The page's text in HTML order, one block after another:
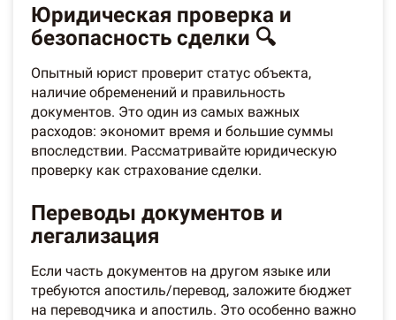
Юридическая проверка и
безопасность сделки 🔍
Опытный юрист проверит статус объекта,
наличие обременений и правильность
документов. Это один из самых важных
расходов: экономит время и большие суммы
впоследствии. Рассматривайте юридическую
проверку как страхование сделки.
Переводы документов и
легализация
Если часть документов на другом языке или
требуются апостиль/перевод, заложите бюджет
на переводчика и апостиль. Это особенно важно